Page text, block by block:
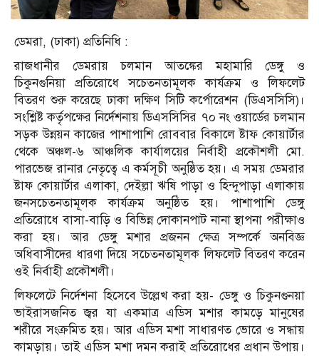
ডেমরা, (ঢাকা) প্রতিনিধি :
রাজধানীর ডেমরায় চলমান আতঙ্কের মহামারি ডেঙ্গু ও
চিকুনগুনিয়া প্রতিরোধে সচেতনতামূলক কার্যক্রম ও লিফলেট
বিতরণ শুরু করেছে ঢাকা দক্ষিণ সিটি কর্পোরেশন (ডিএসসিসি)।
সংশ্লিষ্ট কর্তৃপক্ষের নির্দেশনায় ডিএসসিসির ৭০ নং ওয়ার্ডের চলমান
সড়ক উন্নয়ন কাজের পাশাপাশি রোববার বিকালে ষ্টাফ কোয়ার্টার
থেকে অঞ্চল-৬ আঞ্চলিক কার্যালয়ের নির্বাহী প্রকৌশলী মো.
পারভেজ রানার নেতৃত্বে এ কর্মসূচী অনুষ্ঠিত হয়। এ সময় ডেমরার
ষ্টাফ কোয়ার্টার এলাকা, দেইল্লা ঋষি পাড়া ও হিন্দুপাড়া এলাকায়
জনসচেতনতামূলক কার্যক্রম অনুষ্ঠিত হয়। পাশাপাশি ডেঙ্গু
প্রতিরোধে বাসা-বাড়ি ও বিভিন্ন দোকানপাট নানা স্থাপনা পরীক্ষাও
করা হয়। আর ডেঙ্গু মশার প্রজনন ক্ষেত্র সম্পর্কে অনবিজ্ঞ
অধিবাসীদের ধারণা দিয়ে সচেতনতামূলক লিফলেট বিতরণ করেন
ওই নির্বাহী প্রকৌশলী।
লিফলেটে নির্দেশনা হিসেবে উল্লেখ করা হয়- ডেঙ্গু ও চিকুনগুনয়া
ভাইরাসজনিত জ্বর যা একমাত্র এডিস মশার কামড়ে মানুষের
শরীরে সংক্রমিত হয়। আর এডিস মশা সাধারণত ভোরে ও সন্ধায়
কামড়ায়। তাই এডিস মশা দমন করাই প্রতিরোধের প্রধান উপায়।